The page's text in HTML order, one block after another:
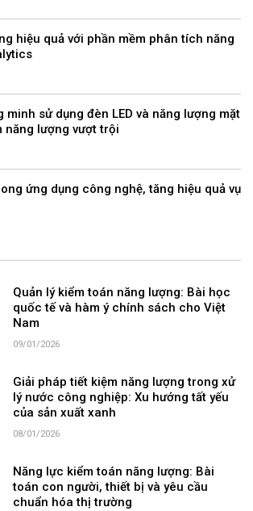
hiệu quả với phần mềm phân tích năng
minh sử dụng đèn LED và năng lượng mặt
năng lượng vượt trội
ứng dụng công nghệ, tăng hiệu quả vụ
Quản lý kiểm toán năng lượng: Bài học
quốc tế và hàm ý chính sách cho Việt
Nam
09/01/2026
Giải pháp tiết kiệm năng lượng trong xử
lý nước công nghiệp: Xu hướng tất yếu
của sản xuất xanh
08/01/2026
Năng lực kiểm toán năng lượng: Bài
toán con người, thiết bị và yêu cầu
chuẩn hóa thị trường